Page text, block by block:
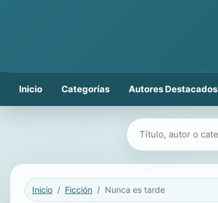
Inicio Categorías Autores Destacados
Buscar libros
Inicio Ficción Nunca es tarde